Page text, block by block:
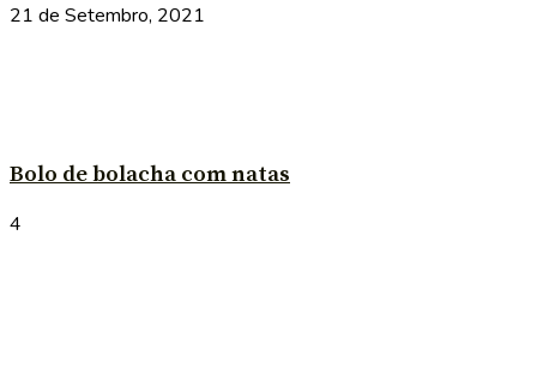
21 de Setembro, 2021
Bolo de bolacha com natas
4